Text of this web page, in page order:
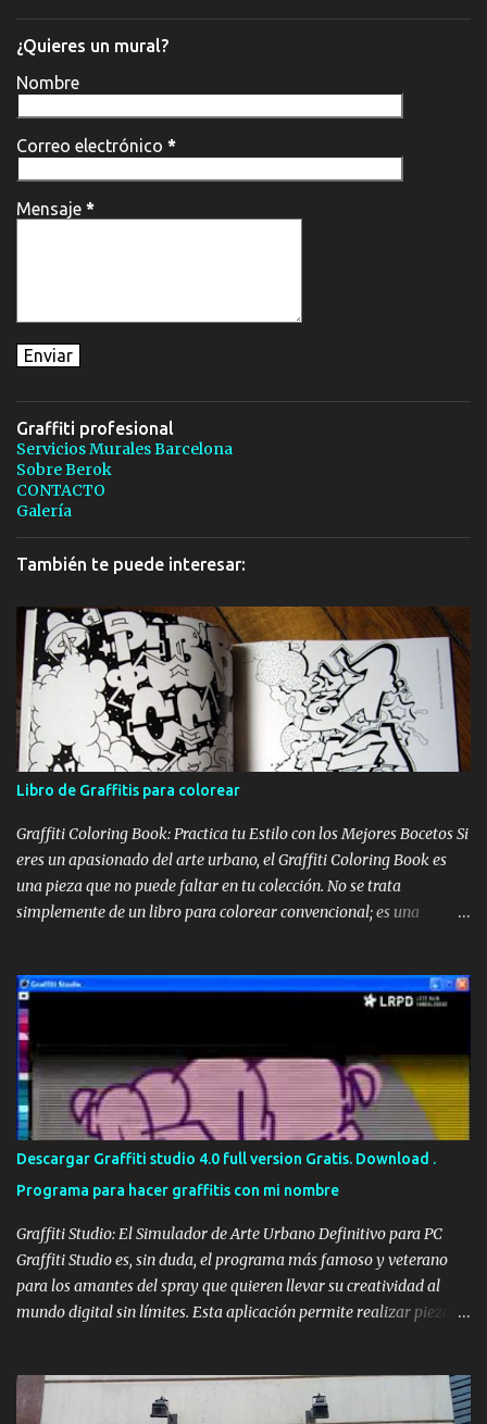
¿Quieres un mural?
Nombre
Correo electrónico *
Mensaje *
Graffiti profesional
Servicios Murales Barcelona
Sobre Berok
CONTACTO
Galería
También te puede interesar:
Libro de Graffitis para colorear
Graffiti Coloring Book: Practica tu Estilo con los Mejores Bocetos Si
eres un apasionado del arte urbano, el Graffiti Coloring Book es
una pieza que no puede faltar en tu colección. No se trata
simplemente de un libro para colorear convencional; es una
Egs y Bates . Portada del Graffiti Coloring Book, ideal para artistas
y aficionados Estos maestros del spray han definido los bordes de
sus trabajos más icónicos, dejando el espacio en blanco para que tú
tomes el control. Aunque muchos piensen que es un libro para
niños, su complejidad y estilo lo hacen perfecto para adultos y
artistas que buscan perfeccionar su técnica de color y sombreado.
El autor detrás de esta obra es Uzi , miembro de la WUFC , una de
las crews más famosas y respetadas en toda Europa. Preparar tus
...
Descargar Graffiti studio 4.0 full version Gratis. Download .
Programa para hacer graffitis con mi nombre
Graffiti Studio: El Simulador de Arte Urbano Definitivo para PC
Graffiti Studio es, sin duda, el programa más famoso y veterano
para los amantes del spray que quieren llevar su creatividad al
mundo digital sin límites. Esta aplicación permite realizar piezas
papel y una forma increíble de practicar desde casa con el
ordenador. Gracias a su motor gráfico sencillo pero eficaz, ofrece